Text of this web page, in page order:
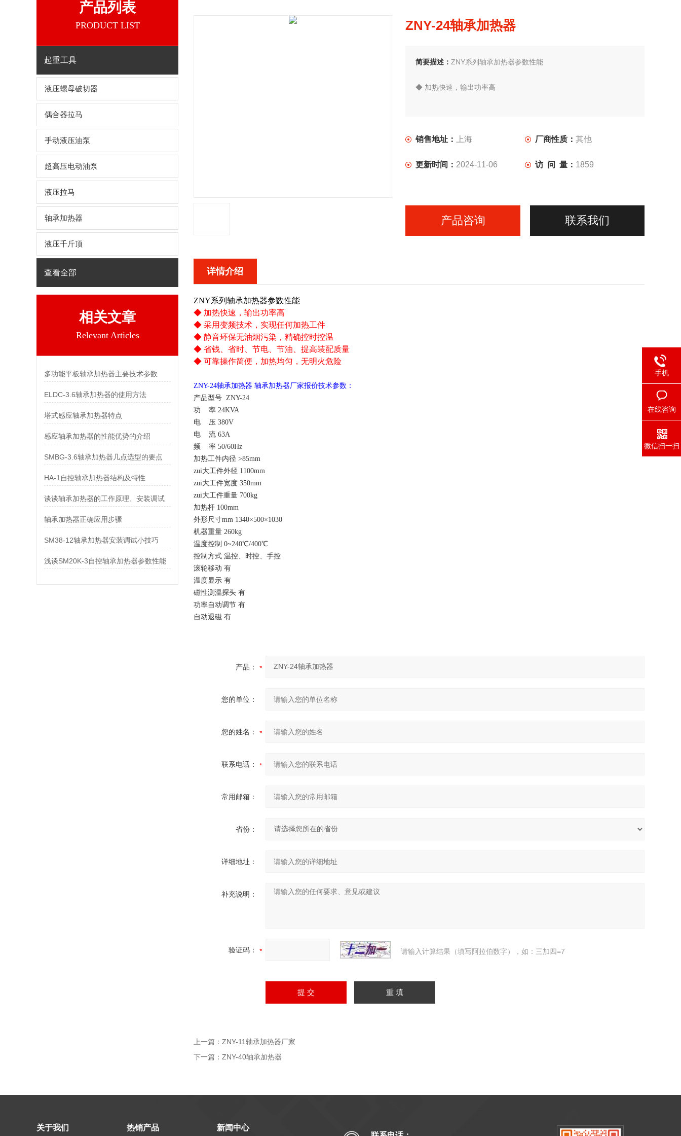
产品列表
PRODUCT LIST
起重工具
液压螺母破切器
偶合器拉马
手动液压油泵
超高压电动油泵
液压拉马
轴承加热器
液压千斤顶
查看全部
相关文章
Relevant Articles
多功能平板轴承加热器主要技术参数
ELDC-3.6轴承加热器的使用方法
塔式感应轴承加热器特点
感应轴承加热器的性能优势的介绍
SMBG-3.6轴承加热器几点选型的要点
HA-1自控轴承加热器结构及特性
谈谈轴承加热器的工作原理、安装调试
轴承加热器正确应用步骤
SM38-12轴承加热器安装调试小技巧
浅谈SM20K-3自控轴承加热器参数性能
ZNY-24轴承加热器
简要描述： ZNY系列轴承加热器参数性能
◆ 加热快速，输出功率高
◆ 静音环保无油烟污染，精确控时控温
◆ 省钱、省时、节电、节油、提高装配质量
销售地址： 上海 厂商性质：其他
更新时间： 2024-11-06 访 问 量： 1859
产品咨询 联系我们
详情介绍
ZNY系列轴承加热器参数性能
◆ 加热快速，输出功率高
◆ 采用变频技术，实现任何加热工件
◆ 静音环保无油烟污染，精确控时控温
◆ 省钱、省时、节电、节油、提高装配质量
◆ 可靠操作简便，加热均匀，无明火危险
ZNY-24轴承加热器 轴承加热器厂家报价技术参数：
产品型号 ZNY-24
功 率 24KVA
电 压 380V
电 流 63A
频 率 50/60Hz
加热工件内径 >85mm
zui大工件外径 1100mm
zui大工件宽度 350mm
zui大工件重量 700kg
加热杆 100mm
外形尺寸mm 1340×500×1030
机器重量 260kg
温度控制 0~240℃/400℃
控制方式 温控、时控、手控
滚轮移动 有
温度显示 有
磁性测温探头 有
功率自动调节 有
自动退磁 有
产品：
您的单位：
您的姓名：
联系电话：
常用邮箱：
省份：
详细地址：
补充说明：
验证码： 请输入计算结果（填写阿拉伯数字），如：三加四=7
上一篇： ZNY-11轴承加热器厂家
下一篇： ZNY-40轴承加热器
关于我们 热销产品
新闻中心
手机
在线咨询
微信扫一扫